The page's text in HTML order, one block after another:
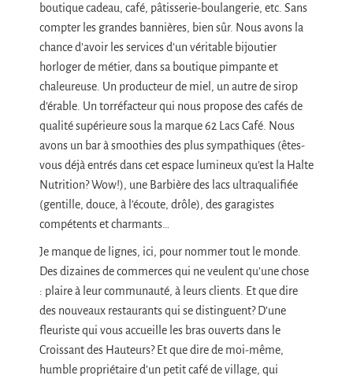
boutique cadeau, café, pâtisserie-boulangerie, etc. Sans
compter les grandes bannières, bien sûr. Nous avons la
chance d’avoir les services d’un véritable bijoutier
horloger de métier, dans sa boutique pimpante et
chaleureuse. Un producteur de miel, un autre de sirop
d’érable. Un torréfacteur qui nous propose des cafés de
qualité supérieure sous la marque 62 Lacs Café. Nous
avons un bar à smoothies des plus sympathiques (êtes-
vous déjà entrés dans cet espace lumineux qu’est la Halte
Nutrition? Wow!), une Barbière des lacs ultraqualifiée
(gentille, douce, à l’écoute, drôle), des garagistes
compétents et charmants…
Je manque de lignes, ici, pour nommer tout le monde.
Des dizaines de commerces qui ne veulent qu’une chose
: plaire à leur communauté, à leurs clients. Et que dire
des nouveaux restaurants qui se distinguent? D’une
fleuriste qui vous accueille les bras ouverts dans le
Croissant des Hauteurs? Et que dire de moi-même,
humble propriétaire d’un petit café de village, qui